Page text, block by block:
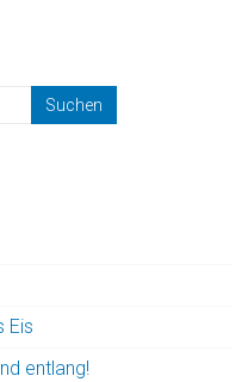
Eis
entlang!